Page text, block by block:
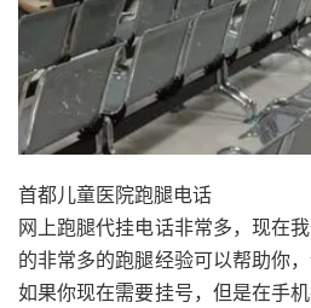
首都儿童医院跑腿电话
网上跑腿代挂电话非常多，现在
的非常多的跑腿经验可以帮助你
如果你现在需要挂号，但是在手